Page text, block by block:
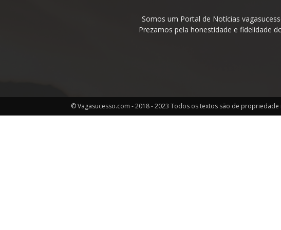
Somos um Portal de Notícias
Prezamos pela honestidade e fidelidade
© Vagasucesso.com - 2018 - 2023 Todos os textos são de propriedade